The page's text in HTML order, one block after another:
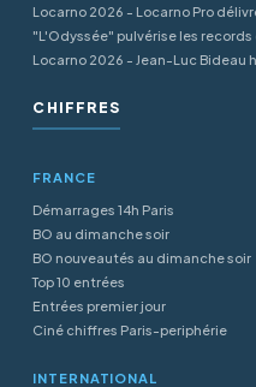
Locarno 2026 - Locarno Pro
"L'Odyssée" pulvérise les
Locarno 2026 - Jean-Luc Bideau
CHIFFRES
FRANCE
Démarrages 14h Paris
BO au dimanche soir
BO nouveautés au dimanche soir
Top 10 entrées
Entrées premier jour
Ciné chiffres Paris-periphérie
INTERNATIONAL